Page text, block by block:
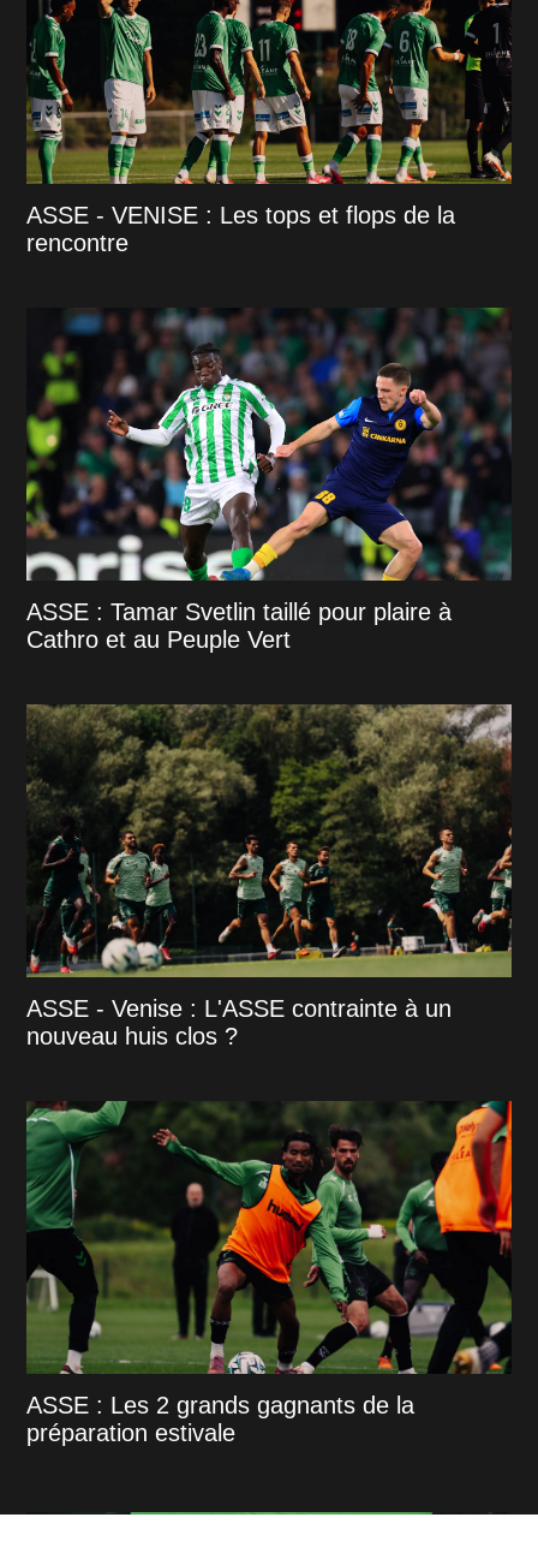
ASSE - VENISE : Les tops et flops de la
rencontre
ASSE : Tamar Svetlin taillé pour plaire à
Cathro et au Peuple Vert
ASSE - Venise : L'ASSE contrainte à un
nouveau huis clos ?
ASSE : Les 2 grands gagnants de la
préparation estivale